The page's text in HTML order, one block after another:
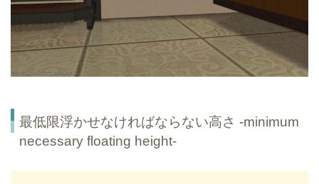
最低限浮かせなければならない高さ -minimum
necessary floating height-